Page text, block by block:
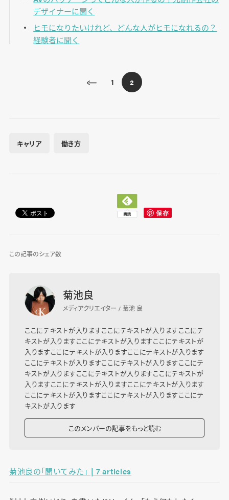
デザイナーに聞く
ヒモになりたいけれど、どんな人がヒモになれるの？
経験者に聞く
1 2
キャリア 働き方
この記事のシェア数
菊池良
メディアクリエイター / 菊池 良
ここにテキストが入りますここにテキストが入りますここにテ
キストが入りますここにテキストが入りますここにテキストが
入りますここにテキストが入りますここにテキストが入ります
ここにテキストが入りますここにテキストが入りますここにテ
キストが入りますここにテキストが入りますここにテキストが
入りますここにテキストが入りますここにテキストが入ります
ここにテキストが入りますここにテキストが入りますここにテ
キストが入ります
このメンバーの記事をもっと読む
菊池良の「聞いてみた」 | 7 articles